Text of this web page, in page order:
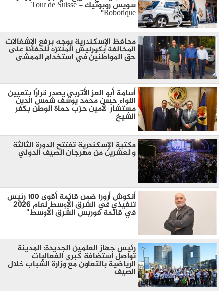
سويس روبوتيك - Tour de Suisse
Robotique"
محافظ الإسكندرية يوجه برفع الإشغالات
المخالفة بكورنيش المنتزه للحفاظ على
حق المواطنين في استخدام الممشى
أسامة أبو العز الأتربي يصدر قرارًا بتعيين
اللواء حسن محمد يوسف شمس الدين
مستشارًا لأمين حزب حماة الوطن بكفر
الشيخ
مكتبة الإسكندرية تفتتح الدورة الثالثة
والعشرين من مهرجان الصيف الدولي
أنكوش أرورا ضمن قائمة أقوى 100 رئيس
تنفيذي في الشرق الأوسط لعام 2026
في قائمة فوربس الشرق الأوسط"
رئيس جهاز العلمين الجديدة: المدينة
تواصل استضافة كبرى الفعاليات
الرياضية بالتعاون مع وزارة الشباب خلال
الصيف